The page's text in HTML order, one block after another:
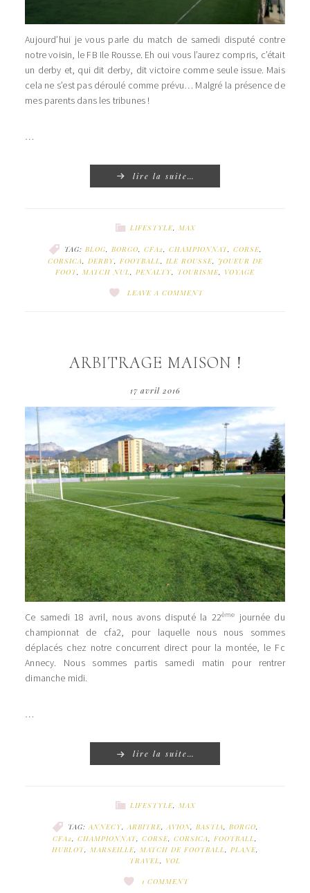
Aujourd’hui je vous parle du match de samedi disputé contre
notre voisin, le FB Ile Rousse. Eh oui vous l’aurez compris, c’était
un derby et, qui dit derby, dit victoire comme seule issue. Mais
cela ne s’est pas déroulé comme prévu… Malgré la présence de
mes parents dans les tribunes !
…
lire la suite…
LIFESTYLE MAX
TAG: BLOG, BORGO CFA2 CHAMPIONNAT, CORSE,
CORSICA
DERBY, FOOTBALL ILE ROUSSE,
JOUEUR DE
FOOT MATCH NUL PENALTY TOURISME VOYAGE
LEAVE A COMMENT
ARBITRAGE MAISON !
17 avril 2016
Ce samedi 18 avril, nous avons disputé la 22ème
journée du
championnat de cfa2, pour laquelle nous nous sommes
déplacés chez notre concurrent direct pour la montée, le Fc
Annecy. Nous sommes partis samedi matin pour rentrer
dimanche midi.
…
lire la suite…
LIFESTYLE, MAX
TAG:ANNECY,ARBITRE,AVION, BASTIA, BORGO,
CFA2, CHAMPIONNAT, CORSE, CORSICA, FOOTBALL,
HUBLOT, MARSEILLE, MATCH DE FOOTBALL, PLANE,
TRAVEL, VOL
1 COMMENT